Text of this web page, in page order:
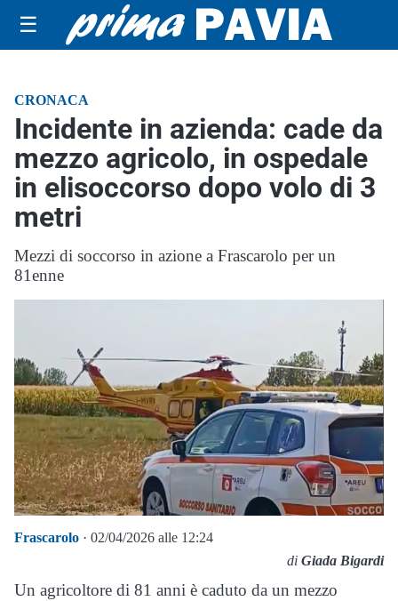
☰
CRONACA
Incidente in azienda: cade da
mezzo agricolo, in ospedale
in elisoccorso dopo volo di 3
metri
Mezzi di soccorso in azione a Frascarolo per un
81enne
Frascarolo · 02/04/2026 alle 12:24
di Giada Bigardi
Un agricoltore di 81 anni è caduto da un mezzo